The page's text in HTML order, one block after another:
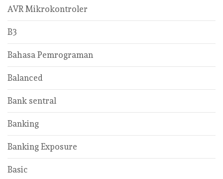
AVR Mikrokontroler
B3
Bahasa Pemrograman
Balanced
Bank sentral
Banking
Banking Exposure
Basic